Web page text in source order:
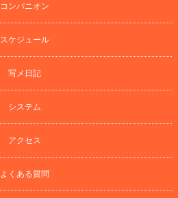
コンパニオン
スケジュール
写メ日記
システム
アクセス
よくある質問